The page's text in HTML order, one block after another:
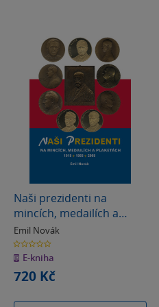
Naši prezidenti na
mincích, medailích a
plaketách 1918 – 2008
Emil Novák
0.0
z
5
hvězdiček
E-kniha
720 Kč